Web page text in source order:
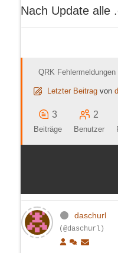
Nach Update alle
QRK Fehlermeldungen
Letzter Beitrag von
3
Beiträge
2
Benutzer
daschurl
(@daschurl)